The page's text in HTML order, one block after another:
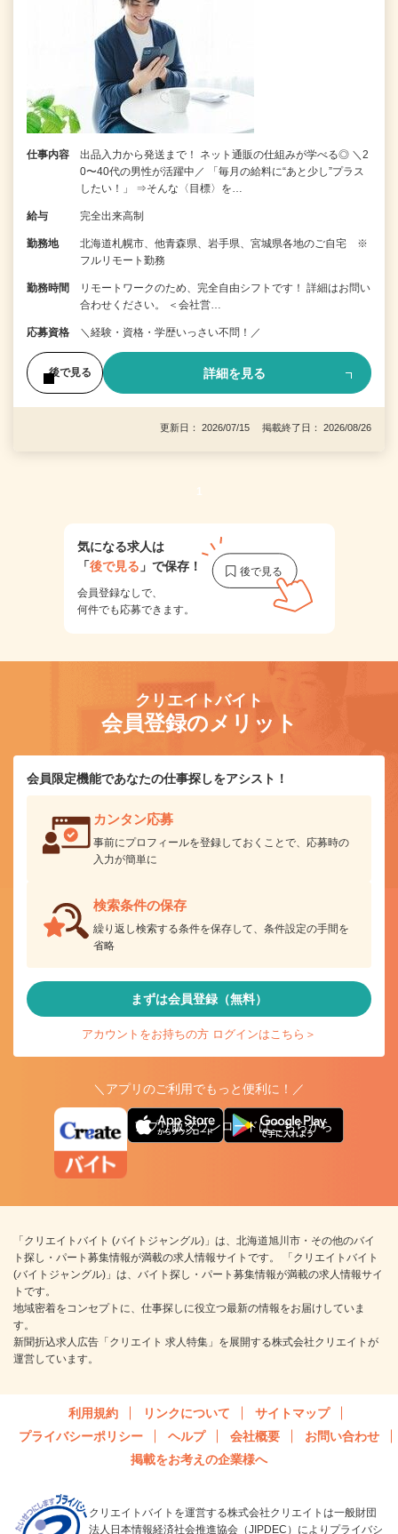
仕事内容
出品入力から発送まで！ ネット通販の仕組みが学べる◎ ＼2
0〜40代の男性が活躍中／ 「毎月の給料に“あと少し”プラス
したい！」 ⇒そんな〈目標〉を…
給与 完全出来高制
勤務地
北海道札幌市、他青森県、岩手県、宮城県各地のご自宅 ※
フルリモート勤務
勤務時間
リモートワークのため、完全自由シフトです！ 詳細はお問い
合わせください。 ＜会社営…
応募資格 ＼経験・資格・学歴いっさい不問！／
後で見る 詳細を見る
更新日： 2026/07/15 掲載終了日： 2026/08/26
1
気になる求人は
「後で見る 」で保存！
会員登録なしで、
何件でも応募できます。
クリエイトバイト
会員登録のメリット
会員限定機能であなたの仕事探しをアシスト！
カンタン応募
事前にプロフィールを登録しておくことで、応募時の
入力が簡単に
検索条件の保存
繰り返し検索する条件を保存して、条件設定の手間を
省略
まずは会員登録（無料）
アカウントをお持ちの方 ログインはこちら＞
＼アプリのご利用でもっと便利に！／
アプリ版ダウンロードはこちらから
「クリエイトバイト (バイトジャングル)」は、北海道旭川市・その他のバイ
ト探し・パート募集情報が満載の求人情報サイトです。 「クリエイトバイト
(バイトジャングル)」は、バイト探し・パート募集情報が満載の求人情報サイ
トです。
地域密着をコンセプトに、仕事探しに役立つ最新の情報をお届けしていま
す。
新聞折込求人広告「クリエイト 求人特集」を展開する株式会社クリエイトが
運営しています。
利用規約 リンクについて
サイトマップ
プライバシーポリシー
ヘルプ 会社概要
お問い合わせ
掲載をお考えの企業様へ
クリエイトバイトを運営する株式会社クリエイトは一般財団
法人日本情報経済社会推進協会（JIPDEC）によりプライバシ